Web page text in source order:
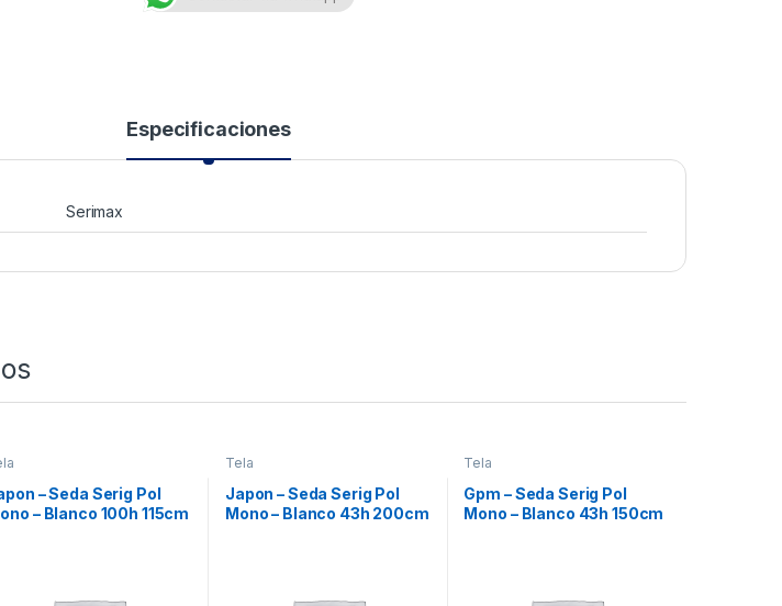
Especificaciones
Serimax
– Seda Serig Pol
– Blanco 100h 115cm
Tela
Japon – Seda Serig Pol
Mono – Blanco 43h 200cm
Tela
Gpm – Seda Serig Pol
Mono – Blanco 43h 150cm